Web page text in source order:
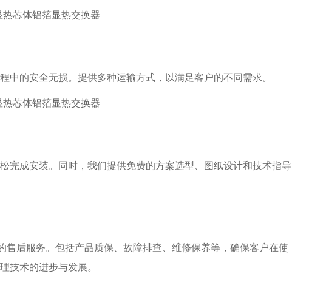
的安全无损。提供多种运输方式，以满足客户的不同需求。
完成安装。同时，我们提供免费的方案选型、图纸设计和技术指导
后服务。包括产品质保、故障排查、维修保养等，确保客户在使
技术的进步与发展。